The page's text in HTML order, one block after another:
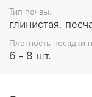
Тип почвы.
глинистая,
Плотность посадки
6 - 8 шт.